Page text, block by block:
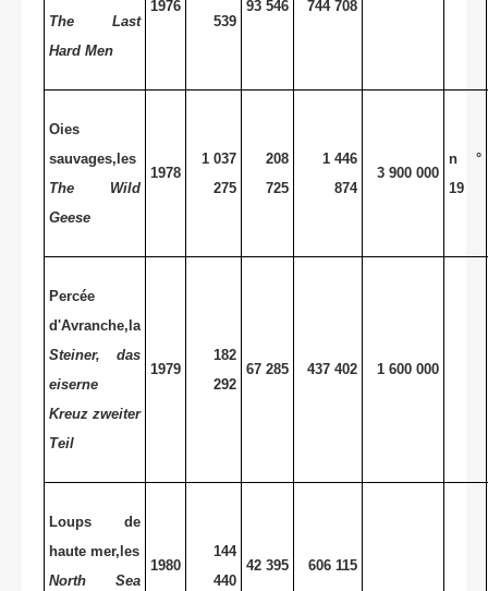
The Last
Hard Men
1976
539
93 546 744 708
Oies
sauvages,les
The Wild
Geese
1978
1 037
275
208
725
1 446
874
3 900 000
n °
19
Percée
d'Avranche,la
Steiner, das
eiserne
Kreuz zweiter
Teil
1979
182
292
67 285 437 402 1 600 000
Loups de
haute mer,les
North Sea
1980
144
440
42 395 606 115